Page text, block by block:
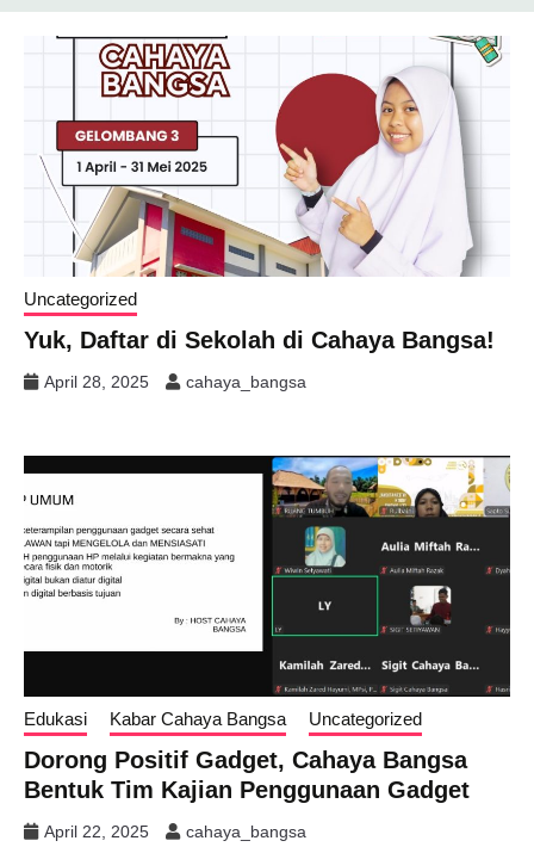
Uncategorized
Yuk, Daftar di Sekolah di Cahaya Bangsa!
April 28, 2025 cahaya_bangsa
Edukasi Kabar Cahaya Bangsa Uncategorized
Dorong Positif Gadget, Cahaya Bangsa
Bentuk Tim Kajian Penggunaan Gadget
April 22, 2025 cahaya_bangsa